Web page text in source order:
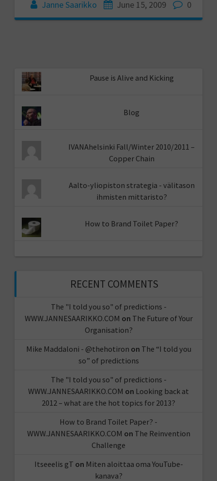
Janne Saarikko June 15, 2009 0
Pause is Alive and Kicking
Blog
IVANAhelsinki Fall/Winter 2010/2011 –
Copper Chain
Aalto-yliopiston strategia - välitason
ihmisten mittaristo?
How to Brand Toilet Paper?
RECENT COMMENTS
The "I told you so" of predictions -
WWW.JANNESAARIKKO.COM on The Future of Your
Organisation?
Mike Maddaloni - @thehotiron on The “I told you
so” of predictions
The "I told you so" of predictions -
WWW.JANNESAARIKKO.COM on Looking back at
2012 – what are the hot topics for 2013?
How to Brand Toilet Paper? -
WWW.JANNESAARIKKO.COM on The Reinvention
Challenge
Itseeelis gT on Miten aloittaa oma YouTube-
kanava?